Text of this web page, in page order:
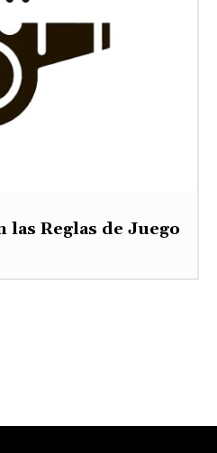
Reglas de Juego